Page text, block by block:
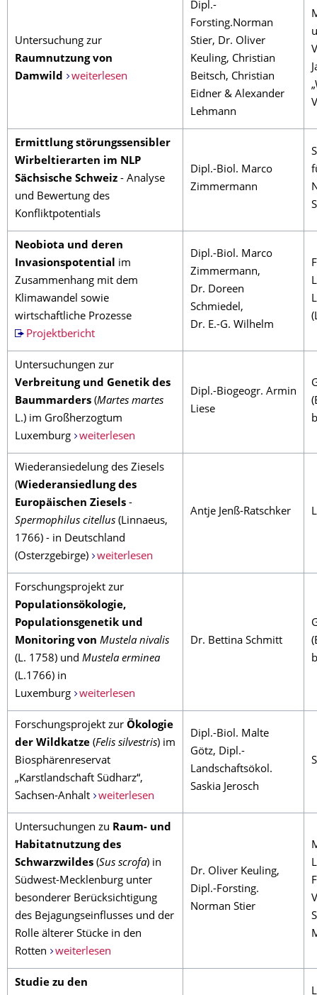
Untersuchung zur
Raumnutzung von
Damwild
weiterlesen
Dipl.-
Forsting.Norman
Stier, Dr. Oliver
Keuling, Christian
Beitsch, Christian
Eidner & Alexander
Lehmann
Ermittlung störungssensibler
Wirbeltierarten im NLP
Sächsische Schweiz - Analyse
und Bewertung des
Konfliktpotentials
Dipl.-Biol. Marco
Zimmermann
Neobiota und deren
Invasionspotential im
Zusammenhang mit dem
Klimawandel sowie
wirtschaftliche Prozesse
Projektbericht
Dipl.-Biol. Marco
Zimmermann,
Dr. Doreen
Schmiedel,
Dr. E.-G. Wilhelm
Untersuchungen zur
Verbreitung und Genetik des
Baummarders (Martes martes
L.) im Großherzogtum
Luxemburg
weiterlesen
Dipl.-Biogeogr. Armin
Liese
Wiederansiedelung des Ziesels
(Wiederansiedlung des
Europäischen Ziesels -
Spermophilus citellus (Linnaeus,
1766) - in Deutschland
(Osterzgebirge)
weiterlesen
Antje Jenß-Ratschker
Forschungsprojekt zur
Populationsökologie,
Populationsgenetik und
Monitoring von Mustela nivalis
(L. 1758) und Mustela erminea
(L.1766) in
Luxemburg
weiterlesen
Dr. Bettina Schmitt
Forschungsprojekt zur Ökologie
der Wildkatze (Felis silvestris) im
Biosphärenreservat
„Karstlandschaft Südharz“,
Sachsen-Anhalt
weiterlesen
Dipl.-Biol. Malte
Götz, Dipl.-
Landschaftsökol.
Saskia Jerosch
Untersuchungen zu Raum- und
Habitatnutzung des
Schwarzwildes (Sus scrofa) in
Südwest-Mecklenburg unter
besonderer Berücksichtigung
des Bejagungseinflusses und der
Rolle älterer Stücke in den
Rotten
weiterlesen
Dr. Oliver Keuling,
Dipl.-Forsting.
Norman Stier
Studie zu den